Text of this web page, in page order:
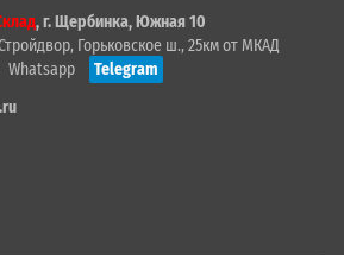
, г. Щербинка, Южная 10
Горьковское ш., 25км от МКАД
Whatsapp
Telegram